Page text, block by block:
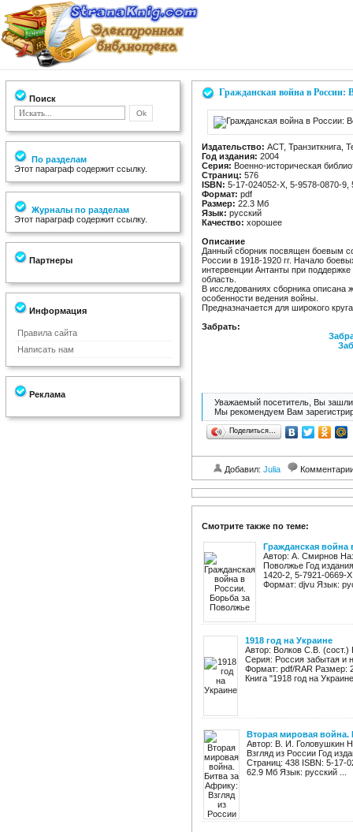
Поиск
По разделам
Этот параграф содержит ссылку.
Журналы по разделам
Этот параграф содержит ссылку.
Партнеры
Информация
Правила сайта
Написать нам
Реклама
Гражданская война в России:
Издательство: АСТ, Транзиткнига,
Год издания: 2004
Серия: Военно-историческая
Страниц: 576
ISBN: 5-17-024052-Х, 5-9578-0870-9,
Формат: pdf
Размер: 22.3 Мб
Язык: русский
Качество: хорошее
Описание
Данный сборник посвящен боевым
России в 1918-1920 гг. Начало
интервенции Антанты при
область.
В исследованиях сборника описана
особенности ведения войны.
Предназначается для широкого
Забрать:
Уважаемый посетитель, Вы зашли
Мы рекомендуем Вам
Поделиться…
Добавил: Julia
Смотрите также по теме:
Гражданская
Автор: А. Смирнов
Поволжье Год
1420-2, 5-7921-0669-
Формат: djvu Язык:
1918 год на Украине
Автор: Волков С.В. (сост.)
Серия: Россия забытая и
Формат: pdf/RAR Размер:
Книга "1918 год на
Вторая мировая война.
Автор: В. И. Головушкин
Взгляд из России Год
Страниц: 438 ISBN: 5-17-
62.9 Мб Язык: русский ...